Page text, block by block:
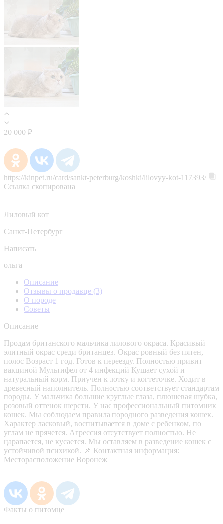
20 000 ₽
https://kinpet.ru/card/sankt-peterburg/koshki/lilovyy-kot-117393/
Ссылка скопирована
Лиловый кот
Санкт-Петербург
Написать
ольга
Описание
Отзывы о продавце (3)
О породе
Советы
Описание
Продам британского мальчика лилового окраса. Красивый
элитный окрас среди британцев. Окрас ровный без пятен,
полос Возраст 1 год. Готов к переезду. Полностью привит
вакциной Мультифел от 4 инфекций Кушает сухой и
натуральный корм. Приучен к лотку и когтеточке. Ходит в
древесный наполнитель. Полностью соответствует стандартам
породы. У мальчика большие круглые глаза, плюшевая шубка,
розовый оттенок шерсти. У нас профессиональный питомник
кошек. Мы соблюдаем правила породного разведения кошек.
Характер ласковый, воспитывается в доме с ребенком, по
углам не прячется. Агрессия отсутствует полностью. Не
царапается, не кусается. Мы оставляем в разведение кошек с
устойчивой психикой. 📌 Контактная информация:
Месторасположение Воронеж
Факты о питомце